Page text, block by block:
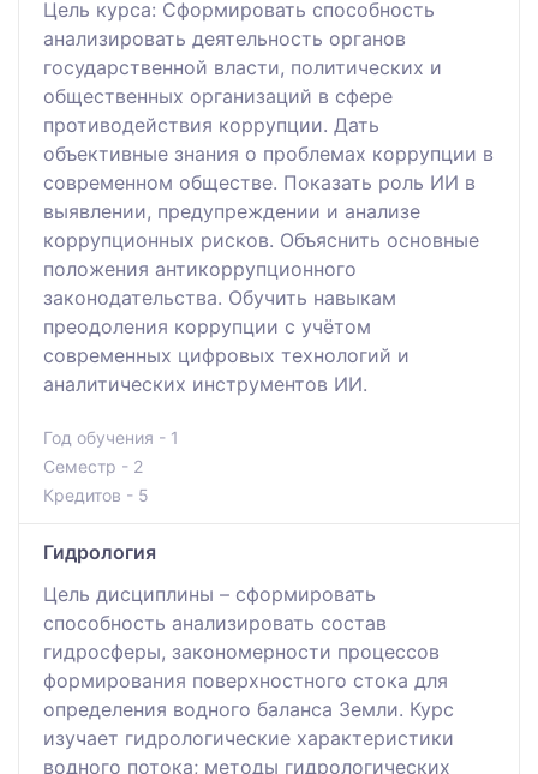
Цель курса: Сформировать способность
анализировать деятельность органов
государственной власти, политических и
общественных организаций в сфере
противодействия коррупции. Дать
объективные знания о проблемах коррупции в
современном обществе. Показать роль ИИ в
выявлении, предупреждении и анализе
коррупционных рисков. Объяснить основные
положения антикоррупционного
законодательства. Обучить навыкам
преодоления коррупции с учётом
современных цифровых технологий и
аналитических инструментов ИИ.
Год обучения - 1
Семестр - 2
Кредитов - 5
Гидрология
Цель дисциплины – сформировать
способность анализировать состав
гидросферы, закономерности процессов
формирования поверхностного стока для
определения водного баланса Земли. Курс
изучает гидрологические характеристики
водного потока; методы гидрологических